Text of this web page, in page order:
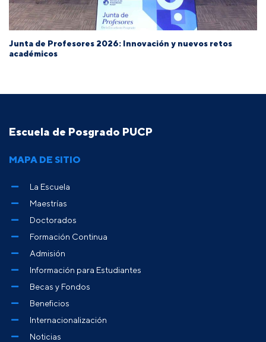
Junta de Profesores 2026: Innovación y nuevos retos
académicos
Escuela de Posgrado PUCP
MAPA DE SITIO
La Escuela
Maestrías
Doctorados
Formación Continua
Admisión
Información para Estudiantes
Becas y Fondos
Beneficios
Internacionalización
Noticias